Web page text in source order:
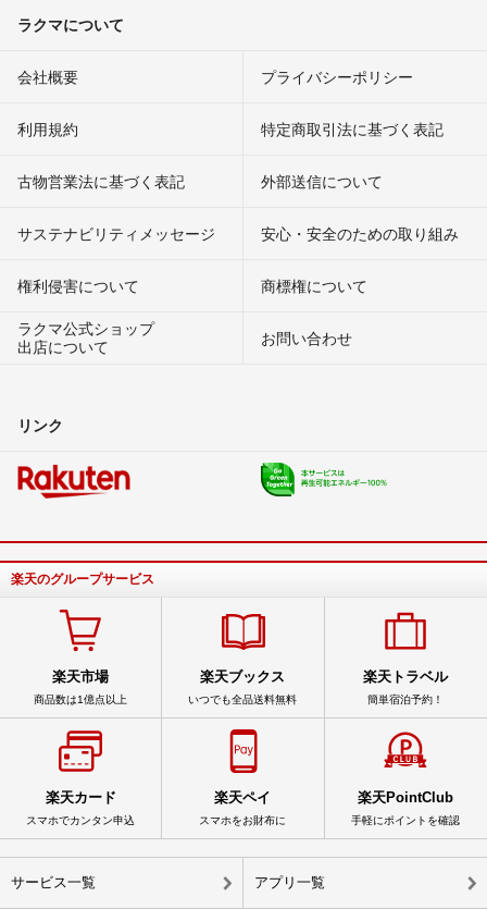
ラクマについて
会社概要 プライバシーポリシー
利用規約 特定商取引法に基づく表記
古物営業法に基づく表記 外部送信について
サステナビリティメッセージ 安心・安全のための取り組み
権利侵害について
商標権について
ラクマ公式ショップ
出店について
お問い合わせ
リンク
楽天のグループサービス
楽天市場
商品数は1億点以上
楽天ブックス
いつでも全品送料無料
楽天トラベル
簡単宿泊予約！
楽天カード
スマホでカンタン申込
楽天ペイ
スマホをお財布に
楽天PointClub
手軽にポイントを確認
サービス一覧 アプリ一覧